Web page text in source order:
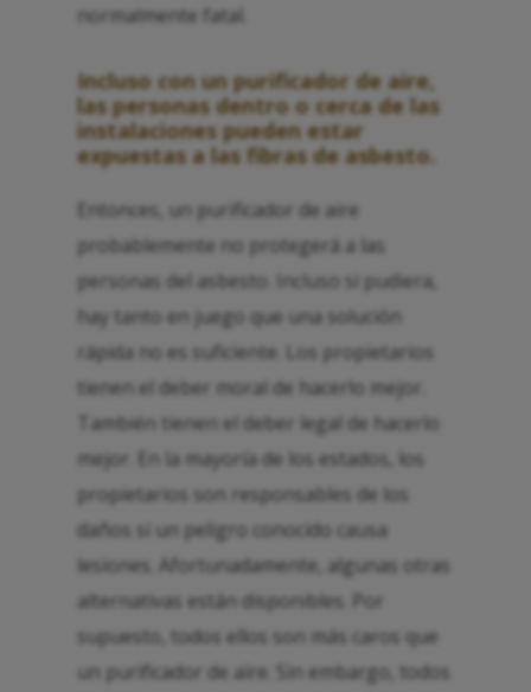
normalmente fatal.
Incluso con un purificador de aire,
las personas dentro o cerca de las
instalaciones pueden estar
expuestas a las fibras de asbesto.
Entonces, un purificador de aire
probablemente no protegerá a las
personas del asbesto. Incluso si pudiera,
hay tanto en juego que una solución
rápida no es suficiente. Los propietarios
tienen el deber moral de hacerlo mejor.
También tienen el deber legal de hacerlo
mejor. En la mayoría de los estados, los
propietarios son responsables de los
daños si un peligro conocido causa
lesiones. Afortunadamente, algunas otras
alternativas están disponibles. Por
supuesto, todos ellos son más caros que
un purificador de aire. Sin embargo, todos